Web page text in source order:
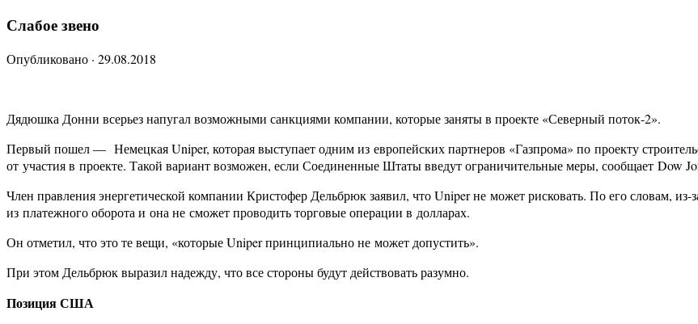
Слабое звено
Опубликовано · 29.08.2018
Дядюшка Донни всерьез напугал возможными санкциями компании, которые заняты в проекте «Северный поток-2».
Первый пошел — Немецкая Uniper, которая выступает одним из европейских партнеров «Газпрома» по проекту
от участия в проекте. Такой вариант возможен, если Соединенные Штаты введут ограничительные меры, сообщает Dow
Член правления энергетической компании Кристофер Дельбрюк заявил, что Uniper не может рисковать. По его словам,
из платежного оборота и она не сможет проводить торговые операции в долларах.
Он отметил, что это те вещи, «которые Uniper принципиально не может допустить».
При этом Дельбрюк выразил надежду, что все стороны будут действовать разумно.
Позиция США